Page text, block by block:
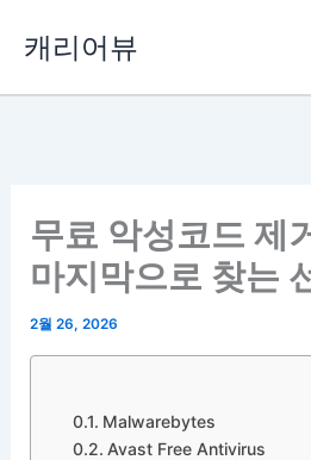
캐리어뷰
무료 악성코드 제
마지막으로 찾는
2월 26, 2026
Malwarebytes
Avast Free Antivirus